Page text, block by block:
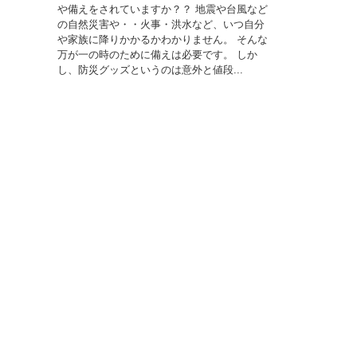
や備えをされていますか？？ 地震や台風など
の自然災害や・・火事・洪水など、いつ自分
や家族に降りかかるかわかりません。 そんな
万が一の時のために備えは必要です。 しか
し、防災グッズというのは意外と値段...